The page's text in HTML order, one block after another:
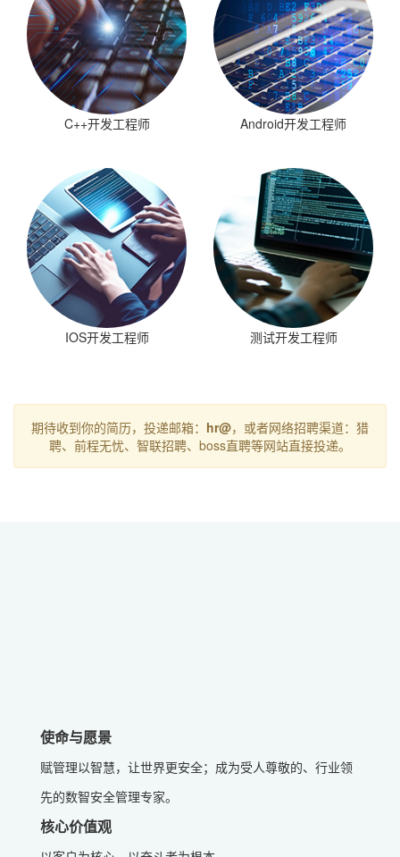
C++开发工程师 Android开发工程师
IOS开发工程师 测试开发工程师
期待收到你的简历，投递邮箱： hr@，或者网络招聘渠道：猎
聘、前程无忧、智联招聘、boss直聘等网站直接投递。
使命与愿景
赋管理以智慧，让世界更安全；成为受人尊敬的、行业领
先的数智安全管理专家。
核心价值观